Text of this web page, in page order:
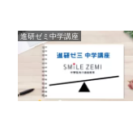
進研ゼミ中学講座